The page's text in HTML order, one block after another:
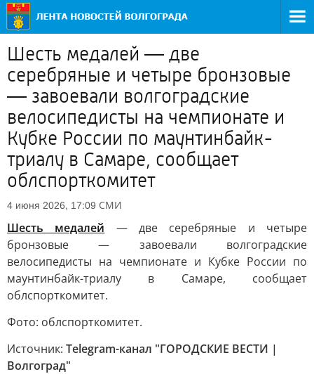
Шесть медалей — две
серебряные и четыре бронзовые
— завоевали волгоградские
велосипедисты на чемпионате и
Кубке России по маунтинбайк-
триалу в Самаре, сообщает
облспорткомитет
4 июня 2026, 17:09 СМИ
Шесть медалей — две серебряные и четыре
бронзовые — завоевали волгоградские
велосипедисты на чемпионате и Кубке России по
маунтинбайк-триалу в Самаре, сообщает
облспорткомитет.
Фото: облспорткомитет.
Источник: Telegram-канал "ГОРОДСКИЕ ВЕСТИ |
Волгоград"